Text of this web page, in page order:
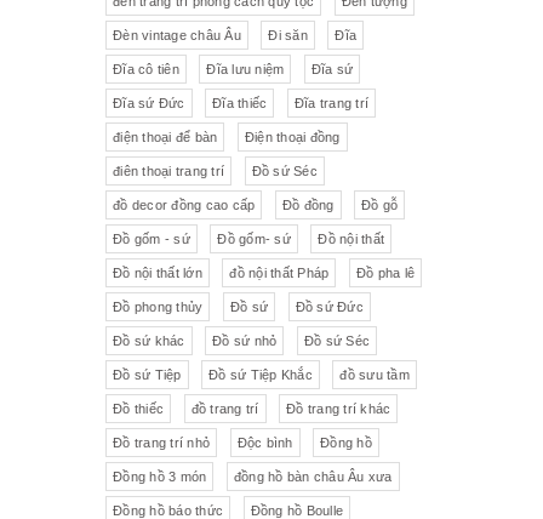
Đèn vintage châu Âu Đi săn Đĩa
Đĩa cô tiên Đĩa lưu niệm Đĩa sứ
Đĩa sứ Đức Đĩa thiếc Đĩa trang trí
điện thoại để bàn Điện thoại đồng
điên thoại trang trí Đồ sứ Séc
đồ decor đồng cao cấp Đồ đồng Đồ gỗ
Đồ gốm - sứ Đồ gốm- sứ Đồ nội thất
Đồ nội thất lớn đồ nội thất Pháp Đồ pha lê
Đồ phong thủy Đồ sứ Đồ sứ Đức
Đồ sứ khác Đồ sứ nhỏ Đồ sứ Séc
Đồ sứ Tiệp Đồ sứ Tiệp Khắc đồ sưu tầm
Đồ thiếc đồ trang trí Đồ trang trí khác
Đồ trang trí nhỏ Độc bình Đồng hồ
Đồng hồ 3 món đồng hồ bàn châu Âu xưa
Đồng hồ báo thức Đồng hồ Boulle